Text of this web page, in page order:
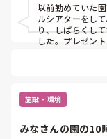
以前勤めていた
ルシアターをし
り、しばらくし
した。プレゼン
たので、おまま
施設・環境
みなさんの園の10